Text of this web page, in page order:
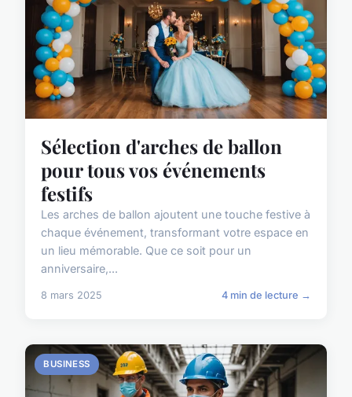
Sélection d'arches de ballon
pour tous vos événements
festifs
Les arches de ballon ajoutent une touche festive à
chaque événement, transformant votre espace en
un lieu mémorable. Que ce soit pour un
anniversaire,...
8 mars 2025 4 min de lecture →
BUSINESS